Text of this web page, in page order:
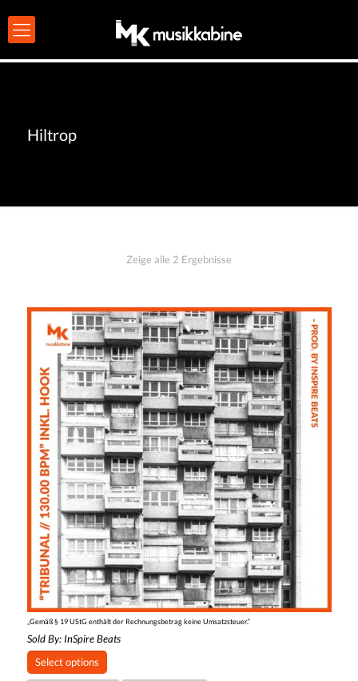
Hiltrop
Zeige alle 2 Ergebnisse
„Gemäß § 19 UStG enthält der Rechnungsbetrag keine Umsatzsteuer.“
Sold By: InSpire Beats
Select options